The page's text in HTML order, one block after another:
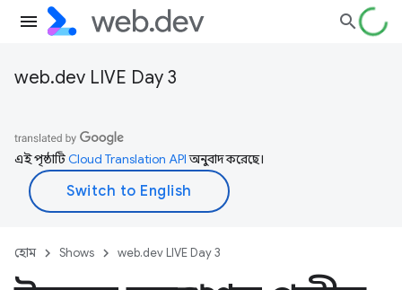
web.dev LIVE Day 3
এই পৃষ্ঠাটিCloud Translation APIঅনুবাদ করেছে।
হোম Shows web.dev LIVE Day 3